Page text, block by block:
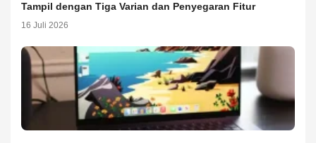
Tampil dengan Tiga Varian dan Penyegaran Fitur
16 Juli 2026